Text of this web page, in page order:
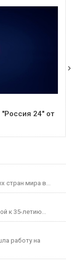
24" от
стран мира в...
к 35-летию...
работу на